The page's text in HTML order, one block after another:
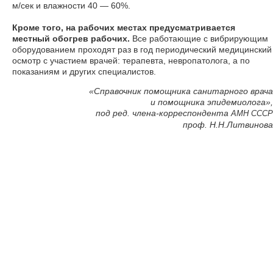
м/сек и влажности 40 — 60%.
Кроме того, на рабочих местах предусматривается
местный обогрев рабочих. Все работающие с вибрирующим
оборудованием проходят раз в год периодический медицинский
осмотр с участием врачей: терапевта, невропатолога, а по
показаниям и других специалистов.
«Справочник помощника санитарного врача
и помощника эпидемиолога»,
под ред. члена-корреспондента АМН СССР
проф. Н.Н.Литвинова